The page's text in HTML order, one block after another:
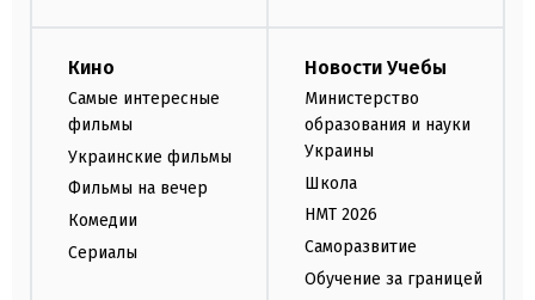
Кино
Самые интересные
фильмы
Украинские фильмы
Фильмы на вечер
Комедии
Сериалы
Новости Учебы
Министерство
образования и науки
Украины
Школа
НМТ 2026
Саморазвитие
Обучение за границей